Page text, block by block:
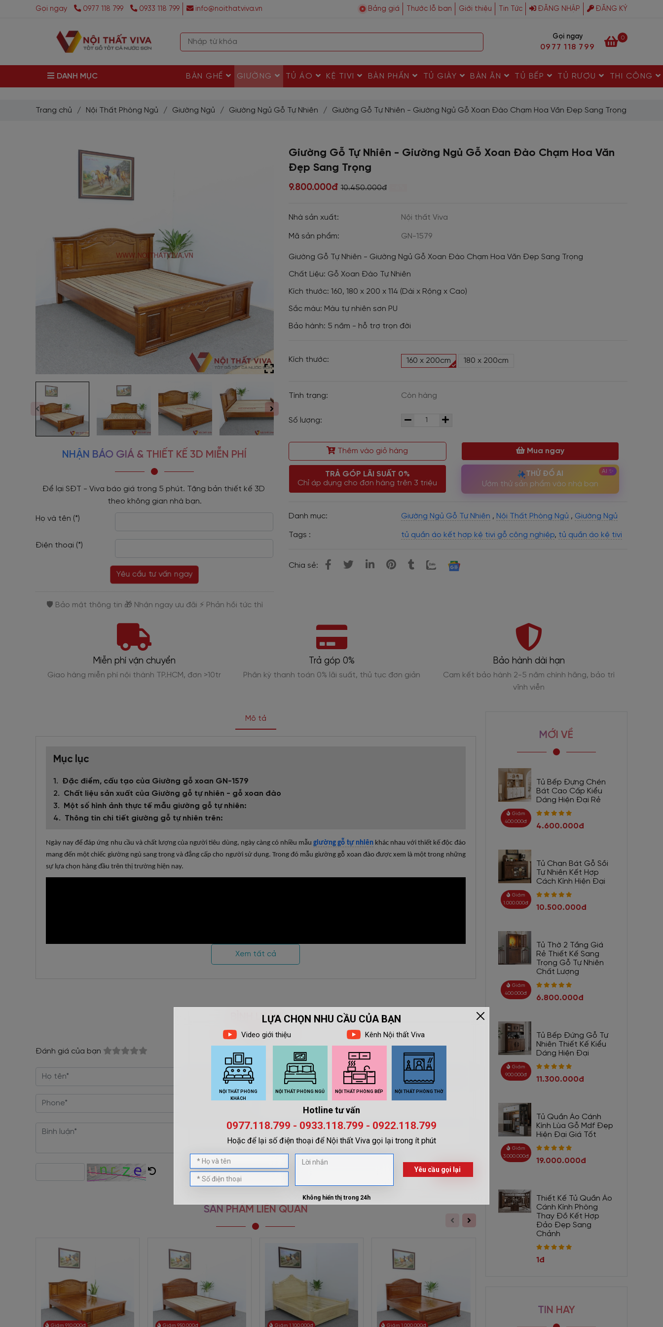
Gọi ngay 0977 118 799 0933 118 799 info@noithatviva.vn Bảng giá Thước lỗ ban Giới thiệu Tin Tức ĐĂNG NHẬP ĐĂNG KÝ
Gọi ngay
0977 118 799
0
DANH MỤC BÀN GHẾ GIƯỜNG TỦ ÁO KỆ TIVI BÀN PHẤN TỦ GIÀY BÀN ĂN TỦ BẾP TỦ RƯỢU THI CÔNG
Trang chủ / Nội Thất Phòng Ngủ / Giường Ngủ / Giường Ngủ Gỗ Tự Nhiên / Giường Gỗ Tự Nhiên - Giường Ngủ Gỗ Xoan Đào Chạm Hoa Văn Đẹp Sang Trọng
NHẬN BÁO GIÁ & THIẾT KẾ 3D MIỄN PHÍ
Để lại SĐT - Viva báo giá trong 5 phút. Tặng bản thiết kế 3D
theo không gian nhà bạn.
Họ và tên (*)
Điện thoại (*)
Yêu cầu tư vấn ngay
Giường Gỗ Tự Nhiên - Giường Ngủ Gỗ Xoan Đào Chạm Hoa Văn
Đẹp Sang Trọng
9.800.000đ 10.450.000đ
Nhà sản xuất: Nội thất Viva
Mã sản phẩm: GN-1579
Giường Gỗ Tự Nhiên - Giường Ngủ Gỗ Xoan Đào Chạm Hoa Văn Đẹp Sang Trọng
Chất Liệu: Gỗ Xoan Đào Tự Nhiên
Kích thước: 160, 180 x 200 x 114 (Dài x Rộng x Cao)
Sắc màu: Màu tự nhiên sơn PU
Bảo hành: 5 năm - hỗ trợ trọn đời
Kích thước: 160 x 200cm 180 x 200cm
Tình trạng: Còn hàng
Số lượng:
Thêm vào giỏ hàng Mua ngay
TRẢ GÓP LÃI SUẤT 0%
Chỉ áp dụng cho đơn hàng trên 3 triệu
THỬ ĐỒ AI
Ướm thử sản phẩm vào nhà bạn
Danh mục: Giường Ngủ Gỗ Tự Nhiên , Nội Thất Phòng Ngủ , Giường Ngủ
Tags : tủ quần áo kết hợp kệ tivi gỗ công nghiệp, tủ quần áo kệ tivi
Chia sẻ:
Trả góp 0%
Phân kỳ thanh toán 0% lãi suất, thủ tục đơn giản
Bảo hành dài hạn
Cam kết bảo hành 2-5 năm chính hãng, bảo trì
Showroom thực tế
Trải nghiệm sản phẩm trực tiếp tại 2 showroom
Mô tả
Mục lục
Đặc điểm, cấu tạo của Giường gỗ xoan GN-1579
Chất liệu sản xuất của Giường gỗ tự nhiên - gỗ xoan đào
Một số hình ảnh thực tế mẫu giường gỗ tự nhiên:
Thông tin chi tiết giường gỗ tự nhiên trên:
Ngày nay để đáp ứng nhu cầu và chất lượng của người tiêu dùng, ngày càng có nhiều mẫugiường gỗ tự nhiênkhác nhau với thiết kế độc đáo
mang đến một chiếc giường ngủ sang trọng và đẳng cấp cho người sử dụng. Trong đó mẫu giường gỗ xoan đào được xem là một trong những
sự lựa chọn hàng đầu trên thị trường hiện nay.
Đặc điểm, cấu tạo của Giường gỗ xoan GN-1579
có kiểu dáng sang trọng, mẫu đẹp, khung giường to khỏe. Đầu giường với thiết
kế dạng vòng cung mềm mại mang lại chỗ dựa thoải mái cho người sử dụng.
Phần đầu giường theo kiểu bảng lớn với khổ rộng, được chạm khắc đẹp mắt. Điều này tạo cho chiếc
không chỉ còn là vật dùng để
nghỉ ngơi mà còn là vật trang trí thêm cho căn phòng trở nên đa dạng và bắt mắt hơn.
Ở thiết kế này, chúng tôi sử dụng vạt giường dạng vạt nan. Kết cấu vạt nan mỏng nhẹ nhưng chắc chắn với các kẽ hở vừa phải là giải pháp hiệu
quả để tạo độ thông thoáng và nhẹ nhàng cho sản phẩm, giúp lưu thông khí và làm giảm các hiện tượng ẩm mốc hay mùi hôi do không khí
nóng ẩm và sử dụng lâu ngày. So với dạng vạt phản nguyên tấm, vạt nan cũng giúp bạn tiết kiệm chi phí hữu hiệu hơn.
cuốn hút. Những đường nét độc đáo kết hợp với những họa tiết được chạm khắc tỉ mỉ, tinh tế và kỹ lưỡng chính là yếu tố quyết định giá trị
của mẫugiường gỗ tự nhiên
Màu nâu cánh gián đem lại cảm giác ấm áp và chắc chắn. Khi kết hợp sử dụng chất liệu xoan đào thì độ chắc chắn tăng thêm bội phần. Đồng
thời, màu nâu cánh gián là tông màu đậm rất dễ phối màu với các vật dụng khác. Phần vai giường được thiết kế nhẵn bóng rất sang trọng.
Phần đuôi giường là sự kết hợp giữa đường cong, khối vuông và đường chạy chỉ. Đuôi giường sử dụng với ván gỗ xoan đào rất dày nên đảm
bảo không mất đi sự chắc chắn.
Xem tất cả
BÌNH LUẬN
Đánh giá của bạn
Gửi
SẢN PHẨM LIÊN QUAN
Giảm 910.000đ Giảm 950.000đ Giảm 1.100.000đ Giảm 1.000.000đ
MỚI VỀ
Giảm
400.000đ
Tủ Bếp Đựng Chén
Bát Cao Cấp Kiểu
Dáng Hiện Đại Rẻ
4.600.000đ
Giảm
1.000.000đ
Tủ Chạn Bát Gỗ Sồi
Tự Nhiên Kết Hợp
Cách Kính Hiện Đại
10.500.000đ
Giảm
400.000đ
Tủ Thờ 2 Tầng Giá
Rẻ Thiết Kế Sang
Trọng Gỗ Tự Nhiên
Chất Lượng
6.800.000đ
Giảm
900.000đ
Tủ Bếp Đứng Gỗ Tự
Nhiên Thiết Kế Kiểu
Dáng Hiện Đại
11.300.000đ
Giảm
3.000.000đ
Tủ Quần Áo Cánh
Kính Lùa Gỗ Mdf Đẹp
Hiện Đại Giá Tốt
19.000.000đ
Thiết Kế Tủ Quần Áo
Cánh Kính Phòng
Thay Đồ Kết Hợp
Đảo Đẹp Sang
Chảnh
1đ
TIN HAY